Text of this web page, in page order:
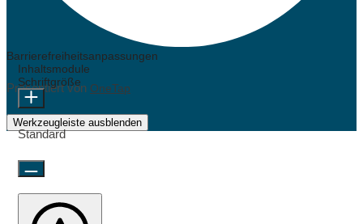
Barrierefreiheitsanpassungen
Präsentiert von OneTap
Werkzeugleiste ausblenden
Inhaltsmodule
Schriftgröße
Standard